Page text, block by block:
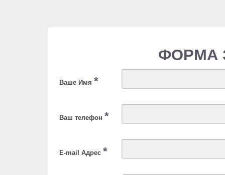
ФОРМА
Ваше Имя *
Ваш телефон *
E-mail Адрес *